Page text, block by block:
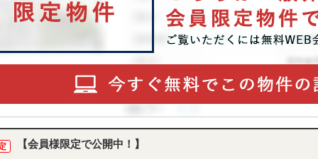
【会員様限定で公開中！】